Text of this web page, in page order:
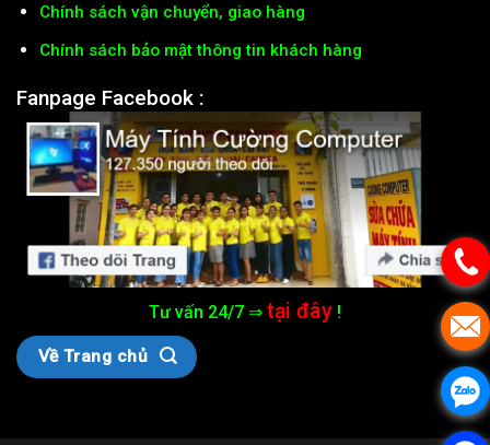
Chính sách vận chuyển, giao hàng
Chính sách bảo mật thông tin khách hàng
Fanpage Facebook :
Tư vấn 24/7 ⇒ tại đây !
Về Trang chủ